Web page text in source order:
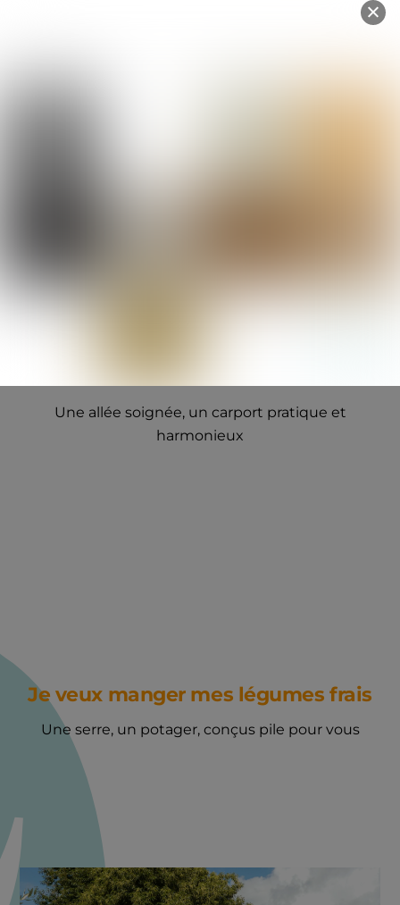
Une allée soignée, un carport pratique et
harmonieux
Je veux manger mes légumes frais
Une serre, un potager, conçus pile pour vous